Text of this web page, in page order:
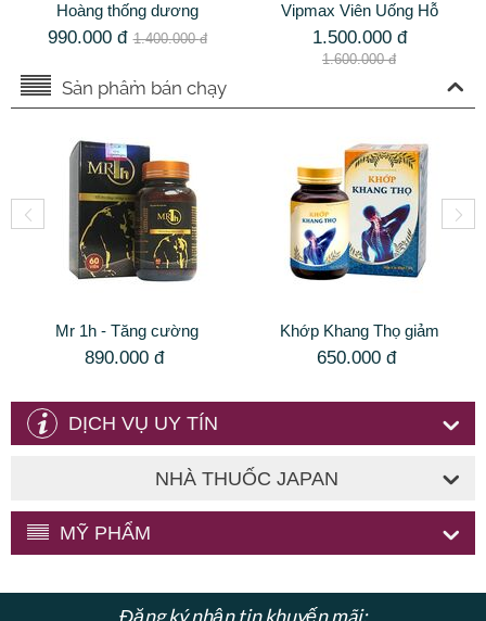
Hoàng thống dương
Combo 2 hộp tăng
cường sinh lý nam
990.000 đ 1.400.000 đ
Vipmax Viên Uống Hỗ
Trợ Làm Chậm Quá
Trình Mãn Dục Nam
1.500.000 đ
1.600.000 đ
Sản phẩm bán chạy
Mr 1h - Tăng cường
sinh lý, kiểm soát xuất
tinh sớm hiệu quả
890.000 đ
Khớp Khang Thọ giảm
đau nhức và phục hồi
chức năng xương khớp
650.000 đ
DỊCH VỤ UY TÍN
NHÀ THUỐC JAPAN
MỸ PHẨM
Đăng ký nhận tin khuyến mãi: